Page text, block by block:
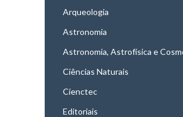
Arqueologia
Astronomia
Astronomia, Astrofísica e
Ciências Naturais
Cienctec
Editoriais